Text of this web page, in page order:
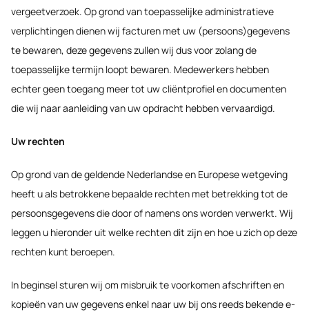
vergeetverzoek. Op grond van toepasselijke administratieve
verplichtingen dienen wij facturen met uw (persoons)gegevens
te bewaren, deze gegevens zullen wij dus voor zolang de
toepasselijke termijn loopt bewaren. Medewerkers hebben
echter geen toegang meer tot uw cliëntprofiel en documenten
die wij naar aanleiding van uw opdracht hebben vervaardigd.
Uw rechten
Op grond van de geldende Nederlandse en Europese wetgeving
heeft u als betrokkene bepaalde rechten met betrekking tot de
persoonsgegevens die door of namens ons worden verwerkt. Wij
leggen u hieronder uit welke rechten dit zijn en hoe u zich op deze
rechten kunt beroepen.
In beginsel sturen wij om misbruik te voorkomen afschriften en
kopieën van uw gegevens enkel naar uw bij ons reeds bekende e-